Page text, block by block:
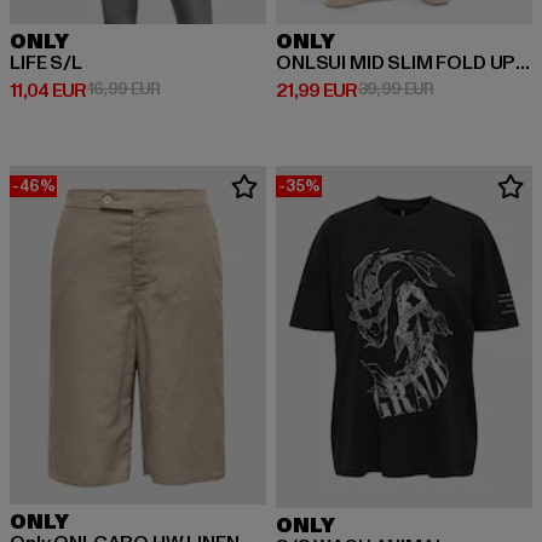
ONLY
LIFE S/L
11,04 EUR
Ajankohtainen hinta: 11,04 EUR
16,99 EURKampanjahinta: 16,99 EUR
ONLY
ONLSUI MID SLIM FOLD UP DNM DIA451
21,99 EUR
Ajankohtainen hinta: 21,99 EUR
39,99 EUR
-46%
ONLY
-35%
ONLY